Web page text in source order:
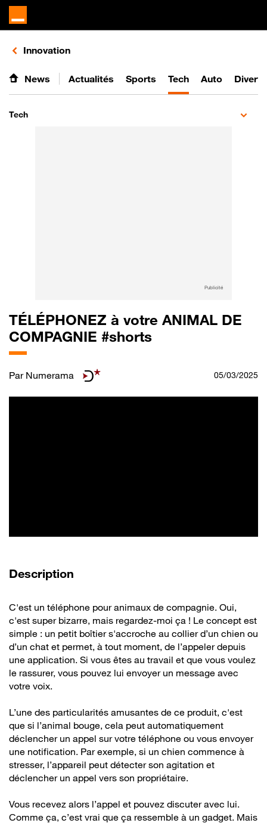
Retours vers le listing de vidéos de la catégorie
Innovation
News Actualités Sports Tech Auto
Tech
Publicité
TÉLÉPHONEZ à votre ANIMAL DE
COMPAGNIE #shorts
Par Numerama 05/03/2025
Description
C'est un téléphone pour animaux de compagnie. Oui,
c'est super bizarre, mais regardez-moi ça ! Le concept est
simple : un petit boîtier s'accroche au collier d’un chien ou
d’un chat et permet, à tout moment, de l’appeler depuis
une application. Si vous êtes au travail et que vous voulez
le rassurer, vous pouvez lui envoyer un message avec
votre voix.
L’une des particularités amusantes de ce produit, c'est
que si l’animal bouge, cela peut automatiquement
déclencher un appel sur votre téléphone ou vous envoyer
une notification. Par exemple, si un chien commence à
stresser, l’appareil peut détecter son agitation et
déclencher un appel vers son propriétaire.
Vous recevez alors l’appel et pouvez discuter avec lui.
Comme ça, c’est vrai que ça ressemble à un gadget. Mais